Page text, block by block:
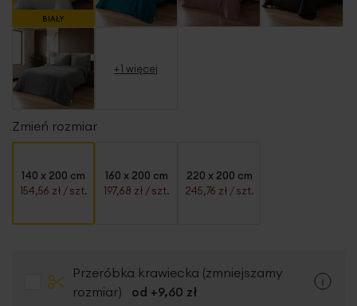
BIAŁY
+1 więcej
Zmień rozmiar
140 x 200 cm
154,56 zł / szt.
160 x 200 cm
197,68 zł / szt.
220 x 200 cm
245,76 zł / szt.
Przeróbka krawiecka (zmniejszamy
rozmiar)
od +9,60 zł